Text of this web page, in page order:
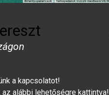
a kapcsolatot!
az alábbi lehetőségre kattintva!